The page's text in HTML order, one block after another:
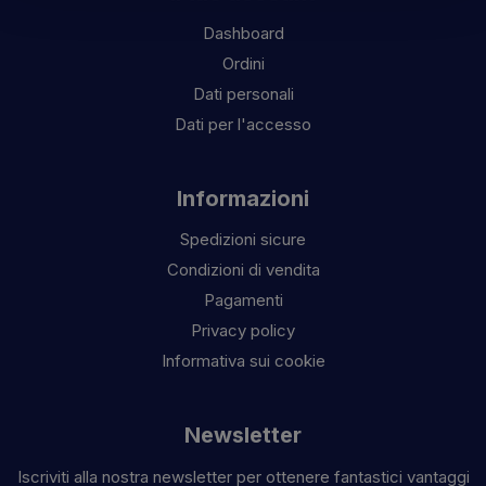
Dashboard
Ordini
Dati personali
Dati per l'accesso
Informazioni
Spedizioni sicure
Condizioni di vendita
Pagamenti
Privacy policy
Informativa sui cookie
Newsletter
Iscriviti alla nostra newsletter per ottenere fantastici vantaggi